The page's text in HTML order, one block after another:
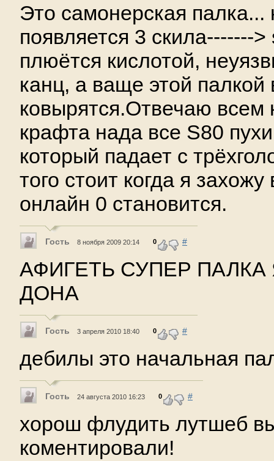
Это самонерская палка...
появляется 3 скила-------
плюётся кислотой,
канц, а ваще этой
ковырятся.Отвечаю всем
крафта нада все S80
который падает с
того стоит когда я
онлайн 0 становится.
Гость 8 ноября 2009 20:14 0 #
АФИГЕТЬ СУПЕР
ДОНА
Гость 3 апреля 2010 18:40 0 #
дебилы это начальная
Гость 24 августа 2010 16:23 0 #
хорош флудить лутшеб
коментировали!